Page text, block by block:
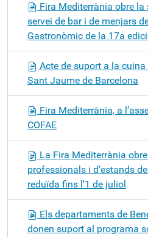
Fira Mediterrània obre
servei de bar i de menjars
Gastronòmic de la 17a
Acte de suport a la
Sant Jaume de Barcelona
Fira Mediterrània, a
COFAE
La Fira Mediterrània
professionals i d’estands
reduïda fins l'1 de juliol
Els departaments de
donen suport al programa